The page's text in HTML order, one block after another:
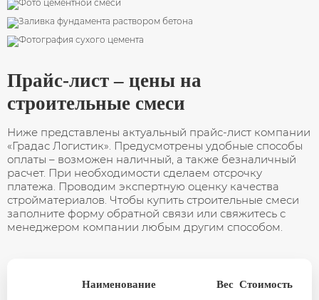
Прайс-лист – цены на
строительные смеси
Ниже представлены актуальный прайс-лист компании
«Градас Логистик». Предусмотрены удобные способы
оплаты – возможен наличный, а также безналичный
расчет. При необходимости сделаем отсрочку
платежа. Проводим экспертную оценку качества
стройматериалов. Чтобы купить строительные смеси
заполните форму обратной связи или свяжитесь с
менеджером компании любым другим способом.
Наименование Вес Стоимость